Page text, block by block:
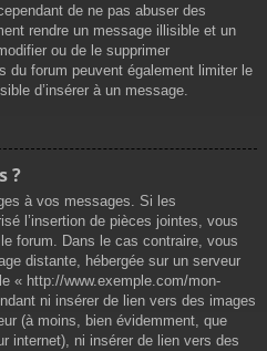
de ne pas abuser des
rendre un message illisible et un
ou de le supprimer
du forum peuvent également limiter le
d’insérer à un message.
?
à vos messages. Si les
l’insertion de pièces jointes, vous
forum. Dans le cas contraire, vous
distante, hébergée sur un serveur
« http://www.exemple.com/mon-
ni insérer de lien vers des images
(à moins, bien évidemment, que
internet), ni insérer de lien vers des